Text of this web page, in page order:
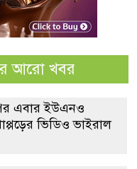
আরো খবর
এবার ইউএনও
ভিডিও ভাইরাল